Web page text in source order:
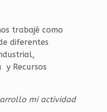
trabajé como
diferentes
y Recursos
mi actividad